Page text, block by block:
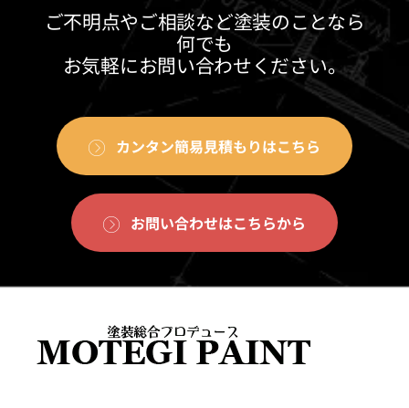
ご不明点やご相談など塗装のことなら
何でも
お気軽にお問い合わせください。
カンタン簡易見積もりはこちら
お問い合わせはこちらから